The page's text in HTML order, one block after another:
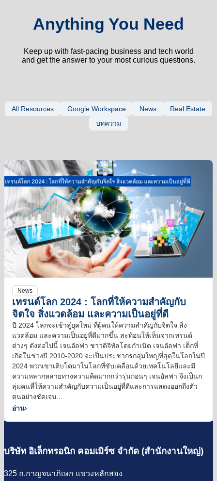
Anything You Need
Keep up with fast-pacing business and tech world
and get the answer to your most curious questions.
All Resources Google Workspace News
Real Estate
บทความ
News
เทรนด์โลก 2024 : โลกที่ให้ความสำคัญกับ
จิตใจ สิ่งแวดล้อม และความเป็นอยู่ที่ดี
ปี 2024 โลกจะเข้าสู่ยุคใหม่ ที่ผู้คนให้ความสำคัญกับจิตใจ สิ่ง
แวดล้อม และความเป็นอยู่ที่ดีมากขึ้น สะท้อนให้เห็นจากเทรนด์
ต่างๆ ดังต่อไปนี้ เจนอัลฟา ชาวดิจิทัลโดยกำเนิด เจนอัลฟา เด็กที่
เกิดในช่วงปี 2010-2020 จะเป็นประชากรกลุ่มใหญ่ที่สุดในโลกในปี
2024 พวกเขาเติบโตมาในโลกที่ขับเคลื่อนด้วยเทคโนโลยีและมี
ความหลากหลายทางความคิดมากกว่ารุ่นก่อนๆ เจนอัลฟา จึงเป็นก
ลุ่มคนที่ให้ความสำคัญกับความเป็นอยู่ที่ดีและการแสดงออกถึงตัว
ตนอย่างชัดเจน...
อ่าน›
บริษัท อิเล็กทรอนิก คอมเมิร์ซ จำกัด (สำนักงานใหญ่)
325 ถ.กาญจนาภิเษก แขวงหลักสอง